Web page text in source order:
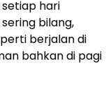
hari
bilang,
berjalan di
bahkan di pagi